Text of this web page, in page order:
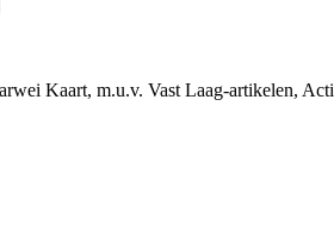
Kaart, m.u.v. Vast Laag-artikelen,